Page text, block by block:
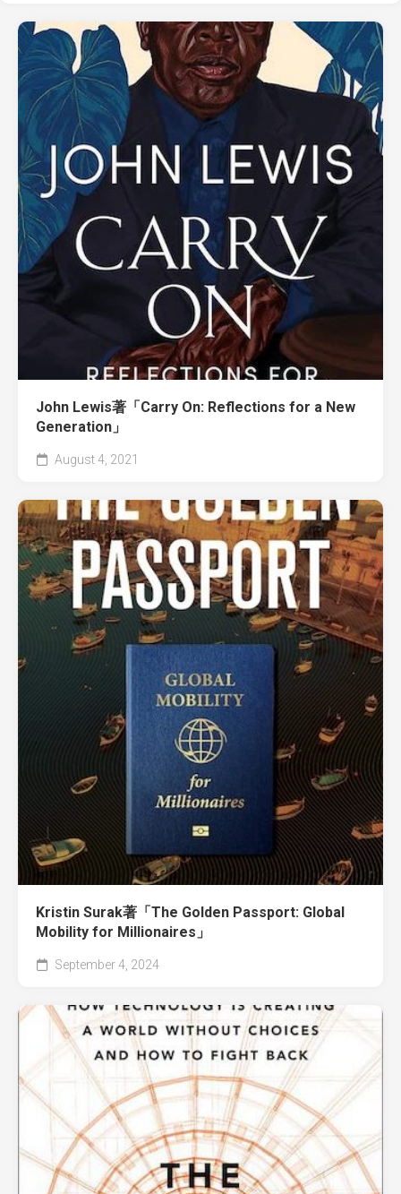
John Lewis著「Carry On: Reflections for a New
Generation」
August 4, 2021
Kristin Surak著「The Golden Passport: Global
Mobility for Millionaires」
September 4, 2024